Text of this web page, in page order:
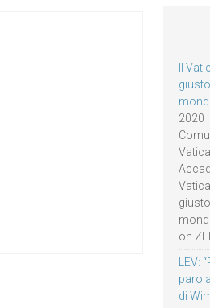
Il
2020
on
di